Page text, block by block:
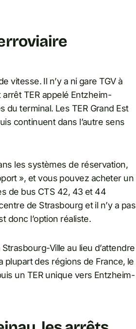
vitesse. Il n’y a ni gare TGV à
arrêt TER appelé Entzheim-
terminal. Les TER Grand Est
continuent dans l’autre sens
les systèmes de réservation,
», et vous pouvez acheter un
de bus CTS 42, 43 et 44
de Strasbourg et il n’y a pas
donc l’option réaliste.
Ville au lieu d’attendre
plupart des régions de France, le
un TER unique vers Entzheim-